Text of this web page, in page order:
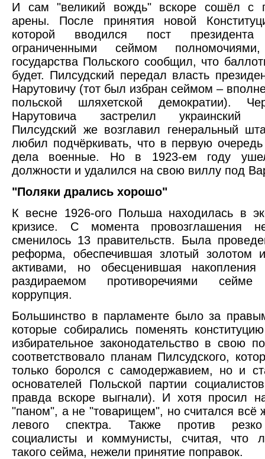
И сам "великий вождь" вскоре сошёл с
арены. После принятия новой
которой вводился пост
ограниченными сеймом
государства Польского сообщил, что
будет. Пилсудский передал власть
Нарутовичу (тот был избран сеймом –
польской шляхетской демократии).
Нарутовича застрелил украинский
Пилсудский же возглавил генеральный
любил подчёркивать, что в первую
дела военные. Но в 1923-ем году
должности и удалился на свою виллу под
"Поляки дрались хорошо"
К весне 1926-ого Польша находилась в
кризисе. С момента провозглашения
сменилось 13 правительств. Была
реформа, обеспечившая злотый золотом
активами, но обесценившая накопления
раздираемом противоречиями сейме
коррупция.
Большинство в парламенте было за
которые собирались поменять
избирательное законодательство в свою
соответствовало планам Пилсудского,
только боролся с самодержавием, но и
основателей Польской партии
правда вскоре выгнали). И хотя просил
"паном", а не "товарищем", но считался всё
левого спектра. Также против
социалисты и коммунисты, считая, что
такого сейма, нежели принятие поправок.